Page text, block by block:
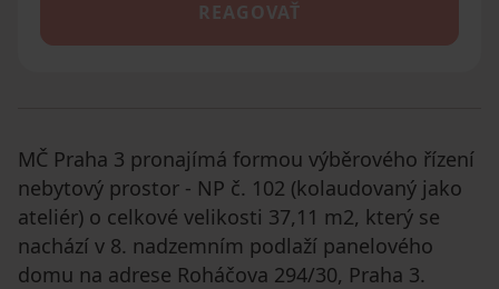
REAGOVAŤ
MČ Praha 3 pronajímá formou výběrového řízení
nebytový prostor - NP č. 102 (kolaudovaný jako
ateliér) o celkové velikosti 37,11 m2, který se
nachází v 8. nadzemním podlaží panelového
domu na adrese Roháčova 294/30, Praha 3.